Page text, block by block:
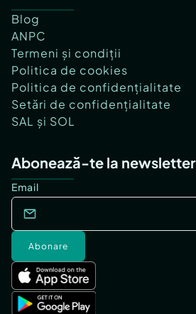
Blog
ANPC
Termeni și condiții
Politica de cookies
Politica de confidențialitate
Setări de confidențialitate
SAL și SOL
Abonează-te la newsletter
Email
Abonare